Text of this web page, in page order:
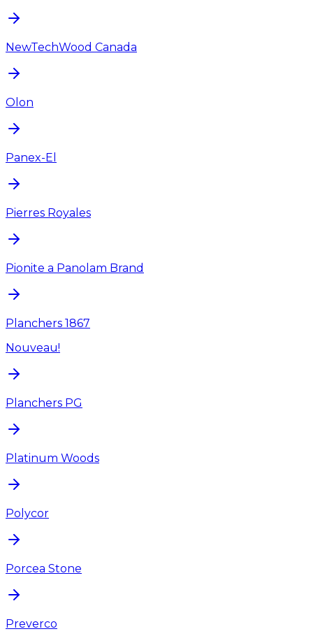
NewTechWood Canada
Olon
Panex-El
Pierres Royales
Pionite a Panolam Brand
Planchers 1867
Nouveau!
Planchers PG
Platinum Woods
Polycor
Porcea Stone
Preverco